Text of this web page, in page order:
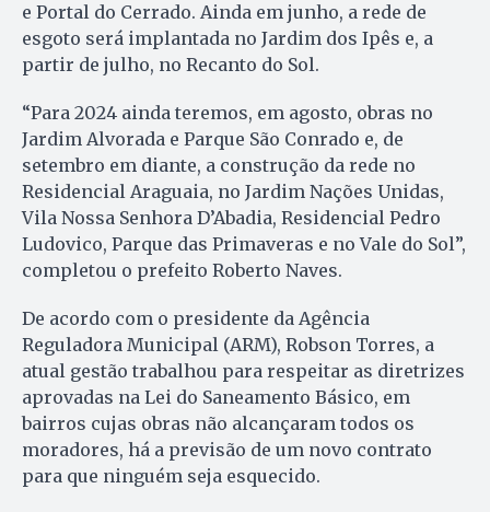
e Portal do Cerrado. Ainda em junho, a rede de
esgoto será implantada no Jardim dos Ipês e, a
partir de julho, no Recanto do Sol.
“Para 2024 ainda teremos, em agosto, obras no
Jardim Alvorada e Parque São Conrado e, de
setembro em diante, a construção da rede no
Residencial Araguaia, no Jardim Nações Unidas,
Vila Nossa Senhora D’Abadia, Residencial Pedro
Ludovico, Parque das Primaveras e no Vale do Sol”,
completou o prefeito Roberto Naves.
De acordo com o presidente da Agência
Reguladora Municipal (ARM), Robson Torres, a
atual gestão trabalhou para respeitar as diretrizes
aprovadas na Lei do Saneamento Básico, em
bairros cujas obras não alcançaram todos os
moradores, há a previsão de um novo contrato
para que ninguém seja esquecido.